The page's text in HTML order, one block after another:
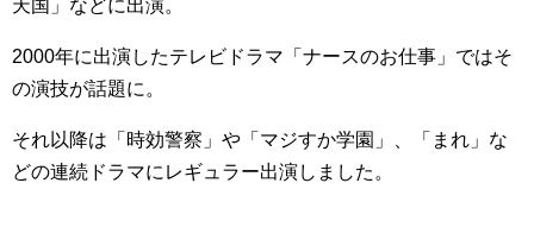
天国」などに出演。
2000年に出演したテレビドラマ「ナースのお仕事」ではそ
の演技が話題に。
それ以降は「時効警察」や「マジすか学園」、「まれ」な
どの連続ドラマにレギュラー出演しました。